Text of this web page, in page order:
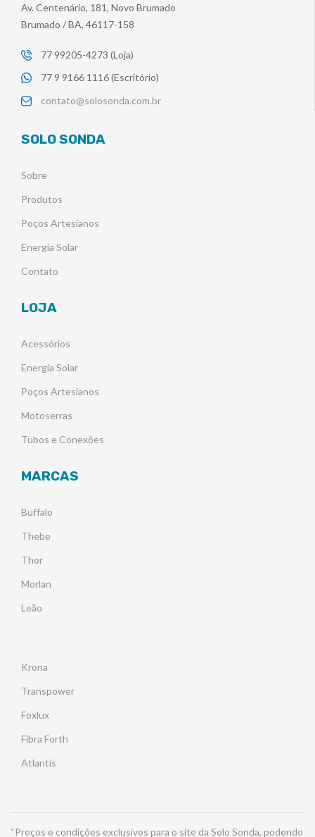
Av. Centenário, 181, Novo Brumado
Brumado / BA, 46117-158
77 99205-4273 (Loja)
77 9 9166 1116 (Escritório)
contato@solosonda.com.br
SOLO SONDA
Sobre
Produtos
Poços Artesianos
Energia Solar
Contato
LOJA
Acessórios
Energia Solar
Poços Artesianos
Motoserras
Tubos e Conexões
MARCAS
Buffalo
Thebe
Thor
Morlan
Leão
Krona
Transpower
Foxlux
Fibra Forth
Atlantis
“Preços e condições exclusivos para o site da Solo Sonda, podendo